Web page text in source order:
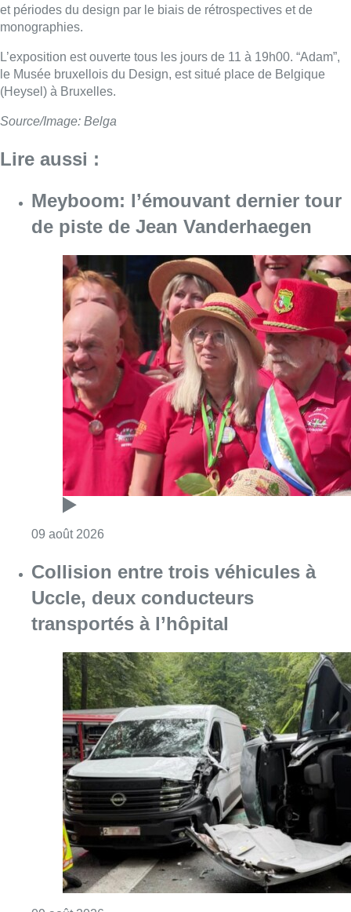
et périodes du design par le biais de rétrospectives et de
monographies.
L’exposition est ouverte tous les jours de 11 à 19h00. “Adam”,
le Musée bruxellois du Design, est situé place de Belgique
(Heysel) à Bruxelles.
Source/Image: Belga
Lire aussi :
Meyboom: l’émouvant dernier tour
de piste de Jean Vanderhaegen
09 août 2026
Collision entre trois véhicules à
Uccle, deux conducteurs
transportés à l’hôpital